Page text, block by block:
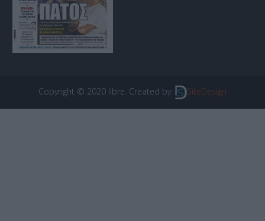
Copyright © 2020 libre. Created by: SiteDesign